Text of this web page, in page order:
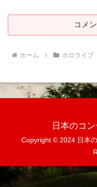
コメ
ホーム ホロライブ
日本のコ
Copyright © 2024 日本